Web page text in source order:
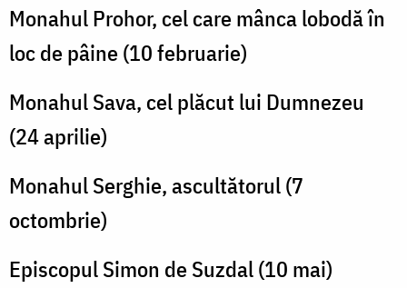
Monahul Prohor, cel care mânca lobodă în
loc de pâine (10 februarie)
Monahul Sava, cel plăcut lui Dumnezeu
(24 aprilie)
Monahul Serghie, ascultătorul (7
octombrie)
Episcopul Simon de Suzdal (10 mai)